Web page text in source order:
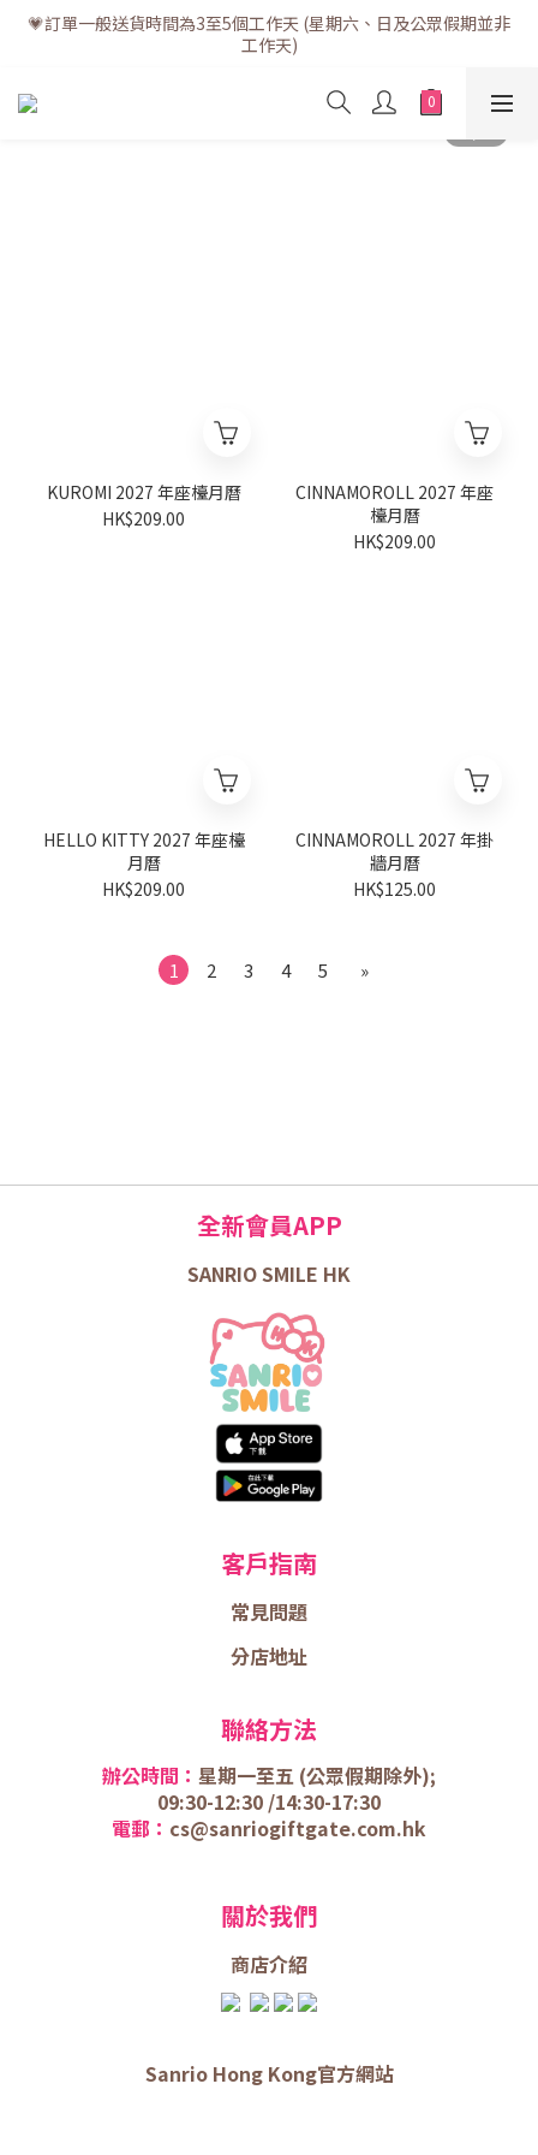
💗訂單一般送貨時間為3至5個工作天 (星期六、日及公眾假期並非
工作天)
💗訂單一般送貨時間為3至5個工作天 (星期六、日及公眾假期並非
工作天)
💗折實滿$400免運費 | 滿$200免自取點運費
KUROMI 2027 年座檯月曆
HK$209.00
CINNAMOROLL 2027 年座
檯月曆
HK$209.00
HELLO KITTY 2027 年座檯
月曆
HK$209.00
CINNAMOROLL 2027 年掛
牆月曆
HK$125.00
1 2 3 4 5 »
全新會員APP
SANRIO SMILE HK
客戶指南
常見問題
分店地址
聯絡方法
辦公時間： 星期一至五 (公眾假期除外);
09:30-12:30 /14:30-17:30
電郵： cs@sanriogiftgate.com.hk
關於我們
商店介紹
Sanrio Hong Kong官方網站